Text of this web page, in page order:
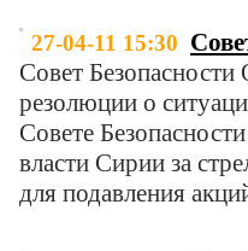
27-04-11 15:30
Совет
резолюции о
Совете
власти Сирии за
для подавления